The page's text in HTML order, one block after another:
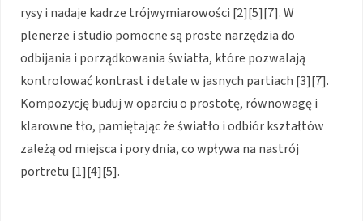
rysy i nadaje kadrze trójwymiarowości [2][5][7]. W
plenerze i studio pomocne są proste narzędzia do
odbijania i porządkowania światła, które pozwalają
kontrolować kontrast i detale w jasnych partiach [3][7].
Kompozycję buduj w oparciu o prostotę, równowagę i
klarowne tło, pamiętając że światło i odbiór kształtów
zależą od miejsca i pory dnia, co wpływa na nastrój
portretu [1][4][5].